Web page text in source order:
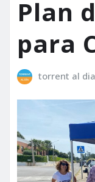
Plan
para
torrent al dia